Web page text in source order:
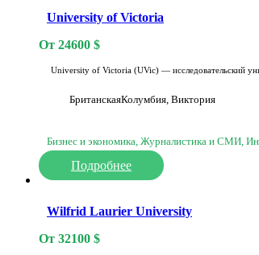
University of Victoria
От 24600 $
University of Victoria (UVic) — исследовательский
БританскаяКолумбия, Виктория
Бизнес и экономика, Журналистика и СМИ,
Подробнее
Wilfrid Laurier University
От 32100 $